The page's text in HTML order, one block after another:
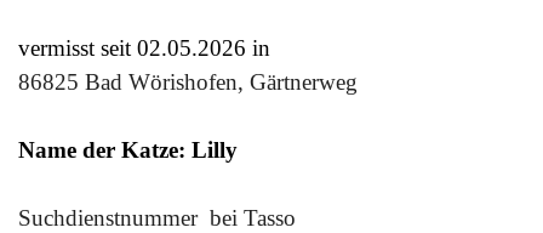
vermisst seit 02.05.2026 in
86825 Bad Wörishofen, Gärtnerweg
Name der Katze: Lilly
Suchdienstnummer bei Tasso